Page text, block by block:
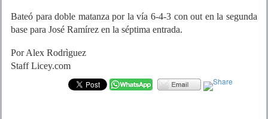
Bateó para doble matanza por la vía 6-4-3 con out en la segunda
base para José Ramírez en la séptima entrada.
Por Alex Rodrìguez
Staff Licey.com